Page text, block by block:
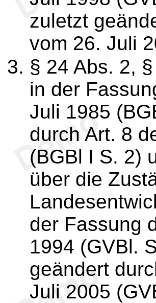
zuletzt
vom 26. Juli
§ 24 Abs. 2,
in der
Juli 1985
durch Art. 8
(BGBl I S. 2)
über die
der Fassung
1994 (GVBl.
geändert
Juli 2005